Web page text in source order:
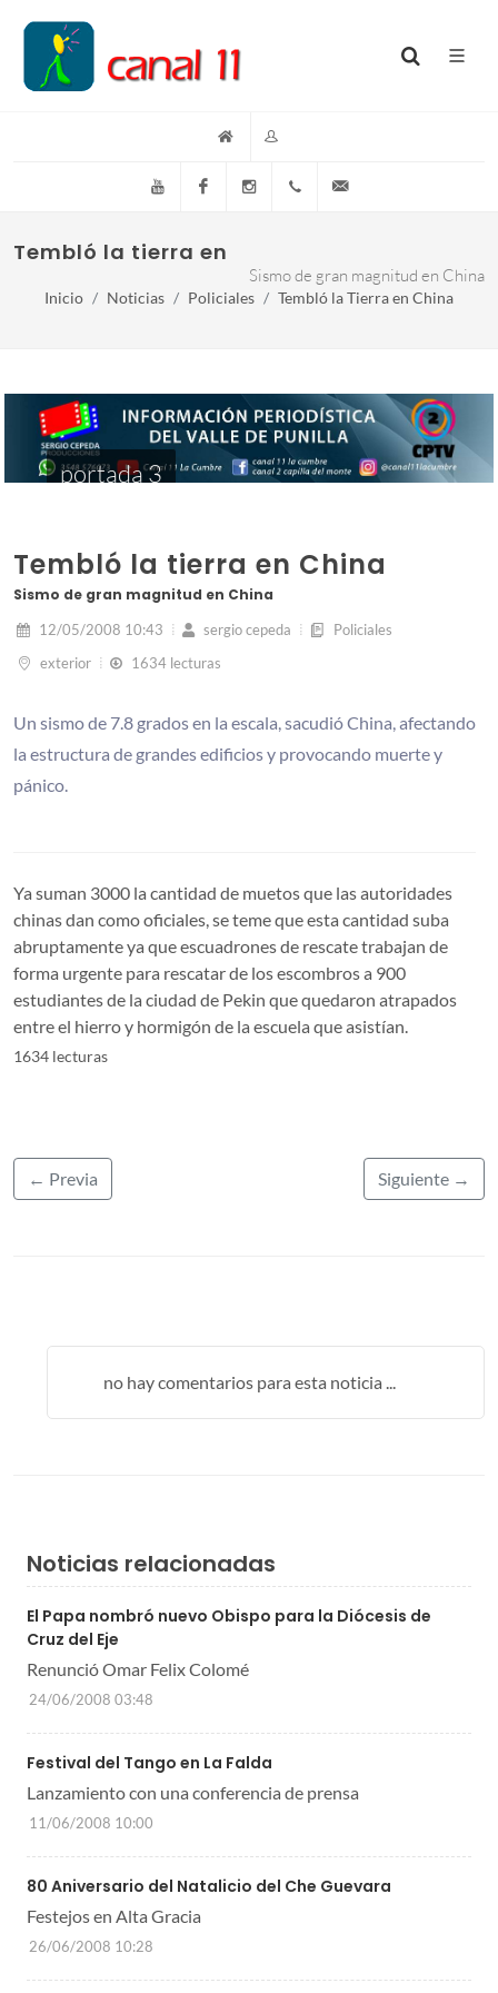
YouTube FacebookInstagram(+54)(9)3548-576073
Tembló la tierra en China
Sismo de gran magnitud en China
Inicio Noticias Policiales Tembló la Tierra en China
portada 3
Tembló la tierra en China
Sismo de gran magnitud en China
12/05/2008 10:43 sergio cepeda
Policiales
exterior
1634 lecturas
Un sismo de 7.8 grados en la escala, sacudió China, afectando
la estructura de grandes edificios y provocando muerte y
pánico.
Ya suman 3000 la cantidad de muetos que las autoridades
chinas dan como oficiales, se teme que esta cantidad suba
abruptamente ya que escuadrones de rescate trabajan de
forma urgente para rescatar de los escombros a 900
estudiantes de la ciudad de Pekin que quedaron atrapados
entre el hierro y hormigón de la escuela que asistían.
1634 lecturas
← Previa Siguiente →
no hay comentarios para esta noticia ...
Noticias relacionadas
El Papa nombró nuevo Obispo para la Diócesis de
Cruz del Eje
Renunció Omar Felix Colomé
24/06/2008 03:48
Festival del Tango en La Falda
Lanzamiento con una conferencia de prensa
11/06/2008 10:00
80 Aniversario del Natalicio del Che Guevara
Festejos en Alta Gracia
26/06/2008 10:28